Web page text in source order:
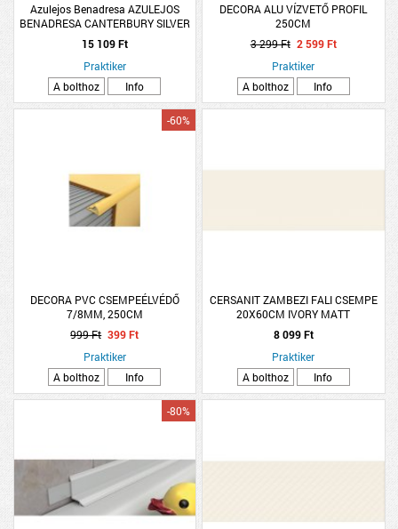
Azulejos Benadresa AZULEJOS
BENADRESA CANTERBURY SILVER
WAY DEKORCSEMPE 30X90CM
1,08M2/CSOMAG EZÜST CSÍKOS
15 109 Ft
Praktiker
A bolthoz
Info
DECORA ALU VÍZVETŐ PROFIL
250CM
3 299 Ft 2 599 Ft
Praktiker
A bolthoz
Info
DECORA PVC CSEMPEÉLVÉDŐ
7/8MM, 250CM
-60%
999 Ft 399 Ft
Praktiker
A bolthoz
Info
CERSANIT ZAMBEZI FALI CSEMPE
20X60CM IVORY MATT
8 099 Ft
Praktiker
A bolthoz
Info
-80%